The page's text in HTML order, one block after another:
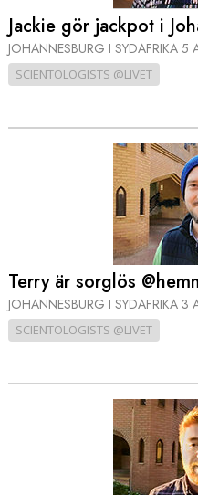
Jackie gör jackpot i
JOHANNESBURG I SYDAFRIKA 5
SCIENTOLOGISTS @LIVET
Terry är sorglös
JOHANNESBURG I SYDAFRIKA 3
SCIENTOLOGISTS @LIVET